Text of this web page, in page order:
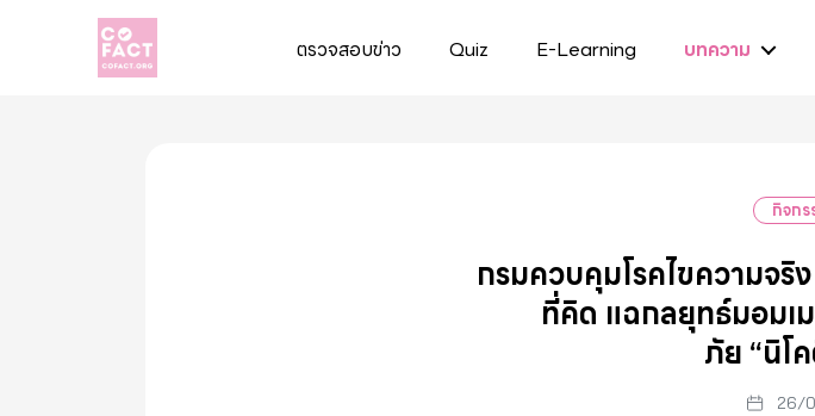
ตรวจสอบข่าว Quiz E-Learning บทความ
กิจกร
กรมควบคุมโรคไขความจริ
ที่คิด แฉกลยุทธ์มอมเ
ภัย “นิโ
26/